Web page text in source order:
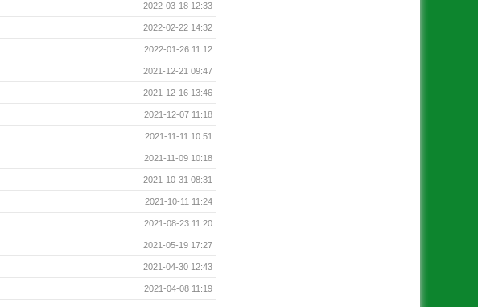
2022-03-18 12:33
2022-02-22 14:32
2022-01-26 11:12
2021-12-21 09:47
2021-12-16 13:46
2021-12-07 11:18
2021-11-11 10:51
2021-11-09 10:18
2021-10-31 08:31
2021-10-11 11:24
2021-08-23 11:20
2021-05-19 17:27
2021-04-30 12:43
2021-04-08 11:19